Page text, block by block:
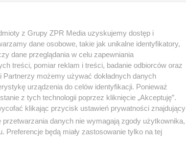
z Grupy ZPR Media uzyskujemy dostęp i
dane osobowe, takie jak unikalne identyfikatory,
dane przeglądania w celu zapewniania
treści, pomiar reklam i treści, badanie odbiorców oraz
możemy używać dokładnych danych
urządzenia do celów identyfikacji. Ponieważ
z tych technologii poprzez kliknięcie „Akceptuję”.
klikając przycisk ustawień prywatności znajdujący
przetwarzania danych nie wymagają zgody użytkownika,
będą miały zastosowanie tylko na tej